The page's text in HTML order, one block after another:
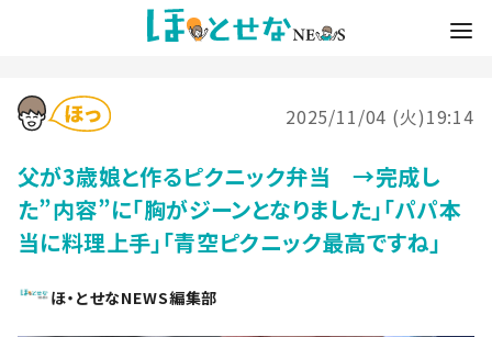
2025/11/04 (火)19:14
父が3歳娘と作るピクニック弁当 →完成し
た”内容”に「胸がジーンとなりました」「パパ本
当に料理上手」「青空ピクニック最高ですね」
ほ・とせなNEWS編集部